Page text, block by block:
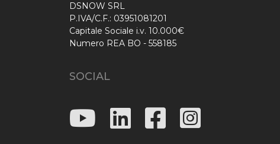
DSNOW SRL
P.IVA/C.F.: 03951081201
Capitale Sociale i.v. 10.000€
Numero REA BO - 558185
SOCIAL